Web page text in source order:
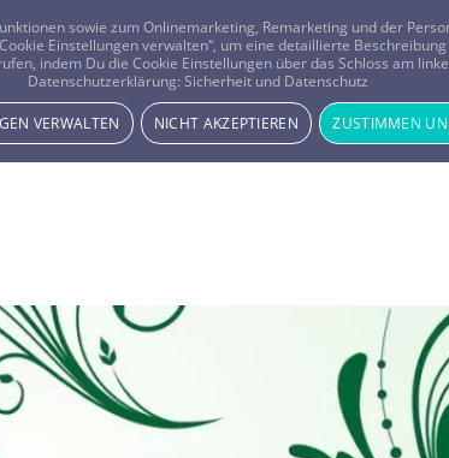
Beratung Horoskope
sowie zum Onlinemarketing, Remarketing und der
Einstellungen verwalten“, um eine detaillierte
indem Du die Cookie Einstellungen über das Schloss am
Datenschutzerklärung: Sicherheit und Datenschutz
VERWALTEN NICHT AKZEPTIEREN ZUSTIMMEN